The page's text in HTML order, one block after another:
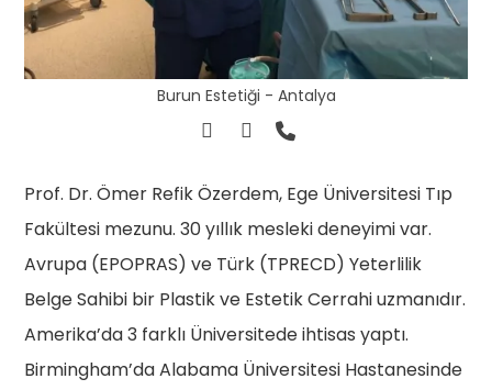
Burun Estetiği - Antalya
Prof. Dr. Ömer Refik Özerdem, Ege Üniversitesi Tıp
Fakültesi mezunu. 30 yıllık mesleki deneyimi var.
Avrupa (EPOPRAS) ve Türk (TPRECD) Yeterlilik
Belge Sahibi bir Plastik ve Estetik Cerrahi uzmanıdır.
Amerika’da 3 farklı Üniversitede ihtisas yaptı.
Birmingham’da Alabama Üniversitesi Hastanesinde